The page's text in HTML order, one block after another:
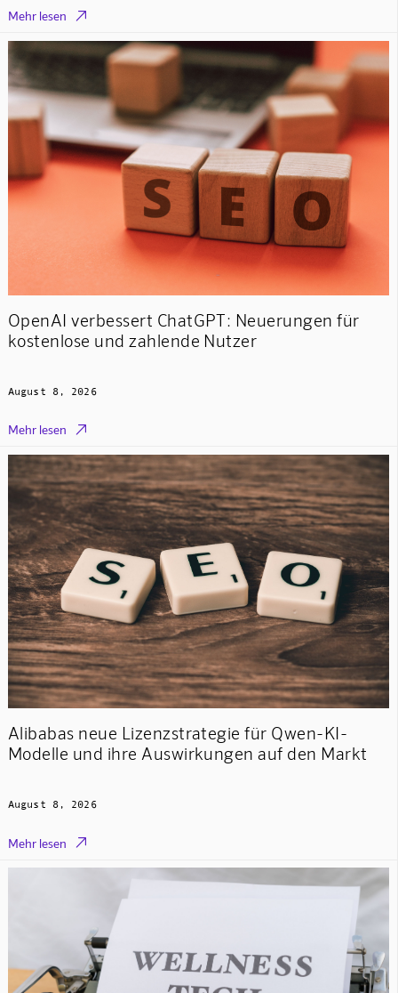
Mehr lesen 
OpenAI verbessert ChatGPT: Neuerungen für
kostenlose und zahlende Nutzer
August 8, 2026
Mehr lesen 
Alibabas neue Lizenzstrategie für Qwen-KI-
Modelle und ihre Auswirkungen auf den Markt
August 8, 2026
Mehr lesen 